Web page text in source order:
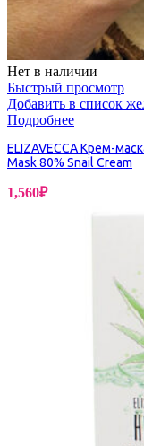
Нет в наличии
Быстрый просмотр
Добавить в список
Подробнее
ELIZAVECCA Крем-
Mask 80% Snail Cream
1,560₽